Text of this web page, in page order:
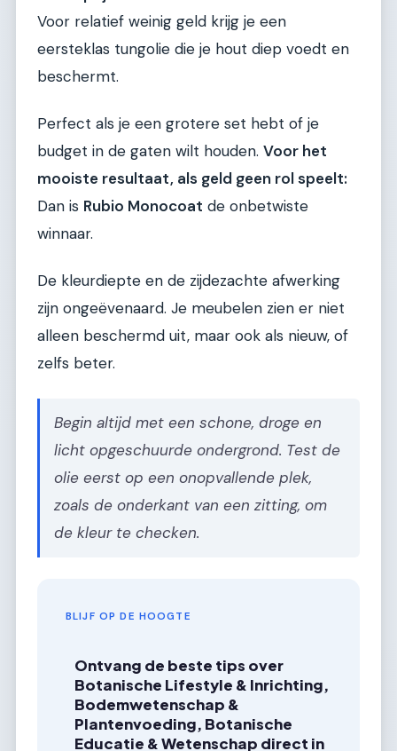
Voor relatief weinig geld krijg je een
eersteklas tungolie die je hout diep voedt en
beschermt.
Perfect als je een grotere set hebt of je
budget in de gaten wilt houden. Voor het
mooiste resultaat, als geld geen rol speelt:
Dan is Rubio Monocoat de onbetwiste
winnaar.
De kleurdiepte en de zijdezachte afwerking
zijn ongeëvenaard. Je meubelen zien er niet
alleen beschermd uit, maar ook als nieuw, of
zelfs beter.
Begin altijd met een schone, droge en
licht opgeschuurde ondergrond. Test de
olie eerst op een onopvallende plek,
zoals de onderkant van een zitting, om
de kleur te checken.
BLIJF OP DE HOOGTE
Ontvang de beste tips over
Botanische Lifestyle & Inrichting,
Bodemwetenschap &
Plantenvoeding, Botanische
Educatie & Wetenschap direct in